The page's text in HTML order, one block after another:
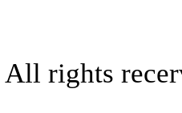
All rights